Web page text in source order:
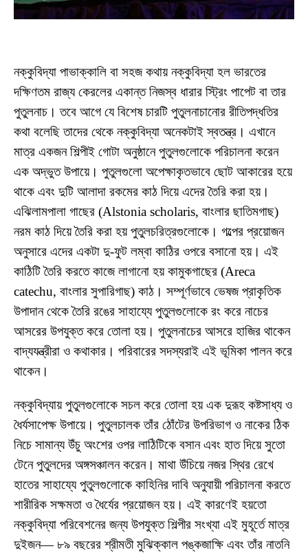
নক্কুবিদ্যা পাভাক্কালি বা সহজ কথায় নক্কুবিদ্যা হল ভারতের
দক্ষিণতম রাজ্য কেরলের একান্ত নিজস্ব ধারার স্ট্রিং পাপেট বা তার
পুতুলনাচ। তবে আগে যে বিশেষ চারটি পুতুলনাচানোর রীতিপদ্ধতির
কথা বলেছি তাদের থেকে নক্কুবিদ্যা অনেকটাই স্বতন্ত্র। এখানে
মাত্র একজন শিল্পীই গোটা অনুষ্ঠানে পুতুলগুলোকে পরিচালনা করেন
এক অদ্ভুত উপায়ে। পুতুলগুলো অপেক্ষাকৃতভাবে ছোট আকারের হয়ে
থাকে এবং দুটি আলাদা রকমের কাঠ দিয়ে এদের তৈরি করা হয়।
এঝিলামপালা গাছের (Alstonia scholaris, বাংলার ছাতিমগাছ)
নরম কাঠ দিয়ে তৈরি করা হয় পুতুলচরিত্রগুলোকে। গল্পের প্রয়োজন
অনুসারে এদের একটা দু-ফুট লম্বা কাঠির ওপরে বসানো হয়। এই
কাঠিটি তৈরি করতে কাজে লাগানো হয় কামুকগাছের (Areca
catechu, বাংলার সুপারিগাছ) কাঠ। সম্পূর্ণভাবে ভেষজ প্রাকৃতিক
উপাদান থেকে তৈরি রঙের সাহায্যে পুতুলগুলোকে রং করে নাচের
আসরের উপযুক্ত করে তোলা হয়। পুতুলনাচের আসরে হাজির থাকেন
বাদ্যযন্ত্রীরা ও কথাকার। পরিবারের সদস্যরাই এই ভূমিকা পালন করে
থাকেন।
নক্কুবিদ্যায় পুতুলগুলোকে সচল করে তোলা হয় এক দুরূহ কষ্টসাধ্য ও
ধৈর্যসাপেক্ষ উপায়ে। পুতুলচালক তাঁর ঠোঁটের উপরিভাগ ও নাকের ঠিক
নিচে সামান্য উঁচু অংশের ওপর লাঠিটিকে বসান এবং হাত দিয়ে সুতো
টেনে পুতুলদের অঙ্গসঞ্চালন করেন। মাথা উঁচিয়ে নজর স্থির রেখে
হাতের সাহায্যে পুতুলগুলোকে কাহিনির দাবি অনুযায়ী পরিচালনা করতে
শারীরিক সক্ষমতা ও ধৈর্যের প্রয়োজন হয়। এই কারণেই হয়তো
নক্কুবিদ্যা পরিবেশনের জন্য উপযুক্ত শিল্পীর সংখ্যা এই মুহূর্তে মাত্র
দুইজন— ৮৯ বছরের শ্রীমতী মুঝিক্কাল পঙ্কজাক্ষি এবং তাঁর নাতনি